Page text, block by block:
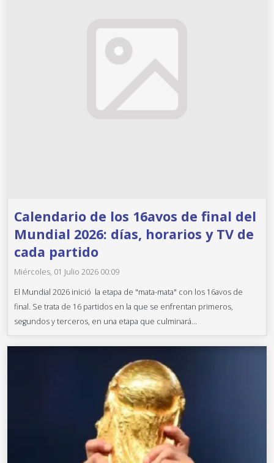
Calendario de los 16avos de final del
Mundial 2026: días, horarios y TV de
cada partido
Miércoles, 01 Julio 2026 00:09
El Mundial 2026 inició la etapa de "mata-mata" con los 16avos de
final. Se trata de 16 partidos en la que se enfrentan primeros,
segundos y terceros, en una etapa que culminará...